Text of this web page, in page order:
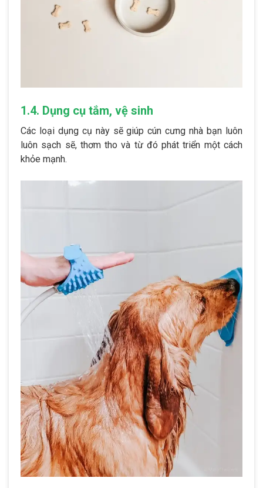
1.4. Dụng cụ tắm, vệ sinh
Các loại dụng cụ này sẽ giúp cún cưng nhà bạn luôn
luôn sạch sẽ, thơm tho và từ đó phát triển một cách
khỏe mạnh.